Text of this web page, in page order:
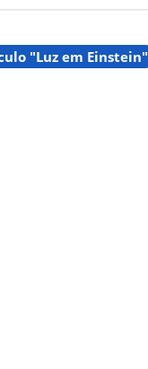
"Luz em Einstein"